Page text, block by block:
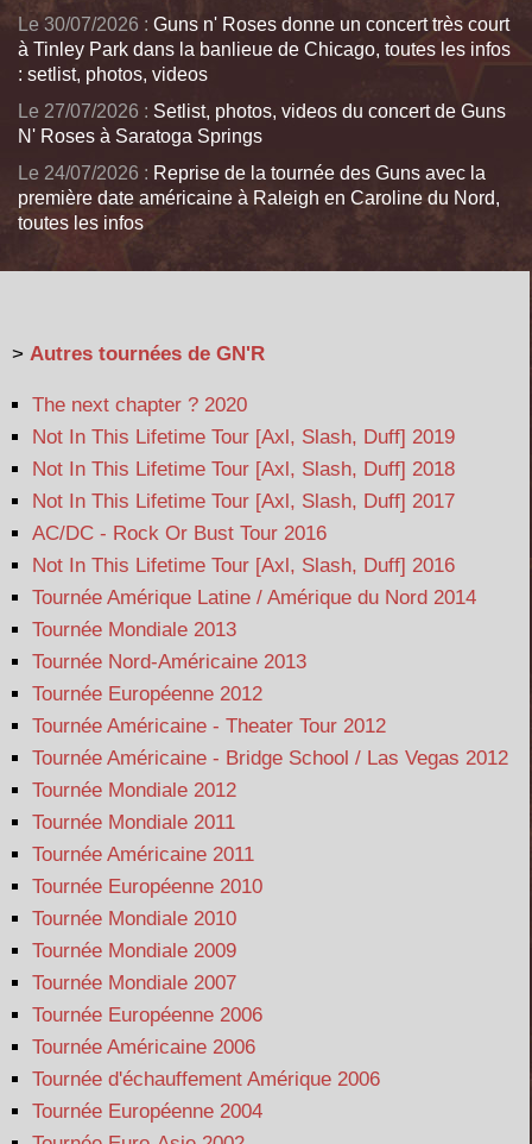
Le 30/07/2026 : Guns n' Roses donne un concert très court
à Tinley Park dans la banlieue de Chicago, toutes les infos
: setlist, photos, videos
Le 27/07/2026 : Setlist, photos, videos du concert de Guns
N' Roses à Saratoga Springs
Le 24/07/2026 : Reprise de la tournée des Guns avec la
première date américaine à Raleigh en Caroline du Nord,
toutes les infos
> Autres tournées de GN'R
The next chapter ? 2020
Not In This Lifetime Tour [Axl, Slash, Duff] 2019
Not In This Lifetime Tour [Axl, Slash, Duff] 2018
Not In This Lifetime Tour [Axl, Slash, Duff] 2017
AC/DC - Rock Or Bust Tour 2016
Not In This Lifetime Tour [Axl, Slash, Duff] 2016
Tournée Amérique Latine / Amérique du Nord 2014
Tournée Mondiale 2013
Tournée Nord-Américaine 2013
Tournée Européenne 2012
Tournée Américaine - Theater Tour 2012
Tournée Américaine - Bridge School / Las Vegas 2012
Tournée Mondiale 2012
Tournée Mondiale 2011
Tournée Américaine 2011
Tournée Européenne 2010
Tournée Mondiale 2010
Tournée Mondiale 2009
Tournée Mondiale 2007
Tournée Européenne 2006
Tournée Américaine 2006
Tournée d'échauffement Amérique 2006
Tournée Européenne 2004